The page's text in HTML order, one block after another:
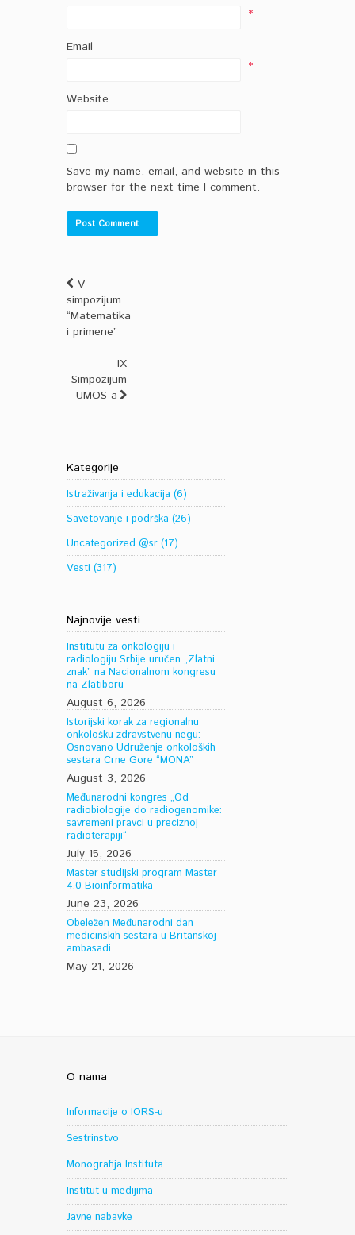
*
Email
*
Website
Save my name, email, and website in this
browser for the next time I comment.
V
simpozijum
“Matematika
i primene”
IX
Simpozijum
UMOS-a
Kategorije
Istraživanja i edukacija (6)
Savetovanje i podrška (26)
Uncategorized @sr (17)
Vesti (317)
Najnovije vesti
Institutu za onkologiju i
radiologiju Srbije uručen „Zlatni
znak” na Nacionalnom kongresu
na Zlatiboru
August 6, 2026
Istorijski korak za regionalnu
onkološku zdravstvenu negu:
Osnovano Udruženje onkoloških
sestara Crne Gore “MONA”
August 3, 2026
Međunarodni kongres „Od
radiobiologije do radiogenomike:
savremeni pravci u preciznoj
radioterapiji“
July 15, 2026
Master studijski program Master
4.0 Bioinformatika
June 23, 2026
Obeležen Međunarodni dan
medicinskih sestara u Britanskoj
ambasadi
May 21, 2026
O nama
Informacije o IORS-u
Sestrinstvo
Monografija Instituta
Institut u medijima
Javne nabavke